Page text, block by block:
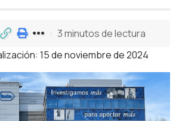
15 de noviembre de 2024
3 minutos de lectura